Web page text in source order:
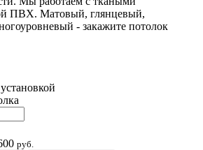
ПВХ. Матовый, глянцевый,
- закажите потолок
руб.